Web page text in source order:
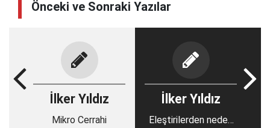
Önceki ve Sonraki Yazılar
İlker Yıldız
Mikro Cerrahi
İlker Yıldız
Eleştirilerden neden